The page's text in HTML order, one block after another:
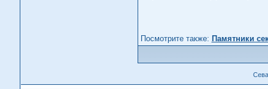
Посмотрите также: Памятники